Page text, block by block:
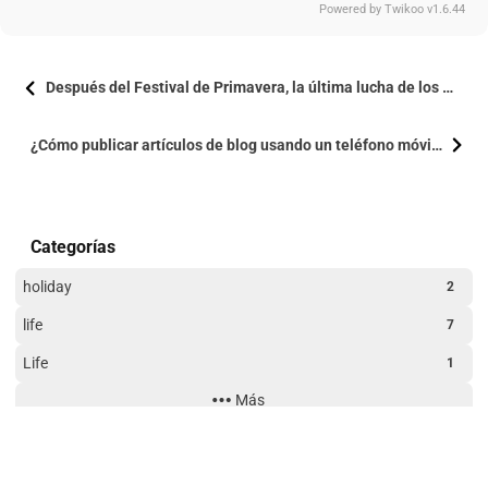
Categorías
holiday 2
life 7
Life 1
Más
Powered by Twikoo v1.6.44
Después del Festival de Primavera, la última lucha de los trabajadores ordinarios
¿Cómo publicar artículos de blog usando un teléfono móvil?